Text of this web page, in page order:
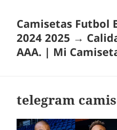
Camisetas Futbol
2024 2025 →
AAA. | Mi
telegram